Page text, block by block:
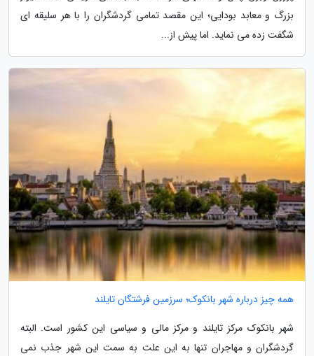
بزرگ و معابد بودایی؛ این مقصد تمامی گردشگران را با هر سلیقه ای
شگفت زده می نماید. اما پیش از...
همه چیز درباره شهر بانکوک؛ سرزمین فرشتگان تایلند
شهر بانکوک مرکز تایلند و مرکز مالی و سیاسی این کشور است. البته
گردشگران و مهاجران تنها به این علت به سمت این شهر جذب نمی